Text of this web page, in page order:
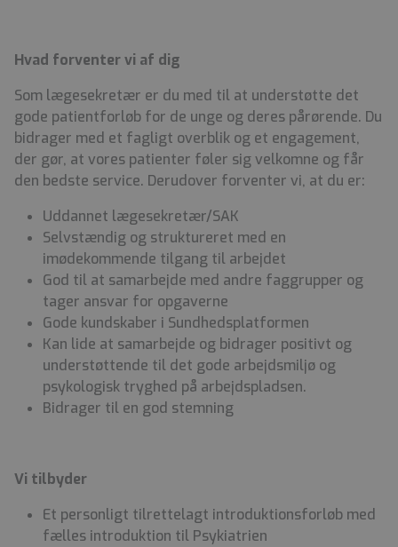
Hvad forventer vi af dig
Som lægesekretær er du med til at understøtte det
gode patientforløb for de unge og deres pårørende. Du
bidrager med et fagligt overblik og et engagement,
der gør, at vores patienter føler sig velkomne og får
den bedste service. Derudover forventer vi, at du er:
Uddannet lægesekretær/SAK
Selvstændig og struktureret med en
imødekommende tilgang til arbejdet
God til at samarbejde med andre faggrupper og
tager ansvar for opgaverne
Gode kundskaber i Sundhedsplatformen
Kan lide at samarbejde og bidrager positivt og
understøttende til det gode arbejdsmiljø og
psykologisk tryghed på arbejdspladsen.
Bidrager til en god stemning
Vi tilbyder
Et personligt tilrettelagt introduktionsforløb med
fælles introduktion til Psykiatrien